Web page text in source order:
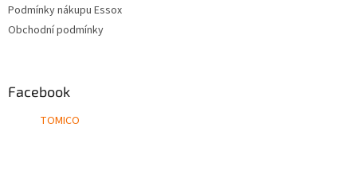
Podmínky nákupu Essox
Obchodní podmínky
Facebook
TOMICO